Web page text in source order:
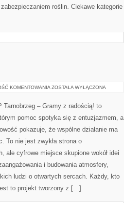
roślin. Ciekawe kategorie
KOMENTOWANIA POMOC
ZOSTAŁA WYŁĄCZONA
Tarnobrzeg – Gramy z radością! to
pomoc spotyka się z entuzjazmem, a
pokazuje, że wspólne działanie ma
To nie jest zwykła strona o
ale cyfrowe miejsce skupione wokół idei
i budowania atmosfery,
ludzi o otwartych sercach. Każdy, kto
to projekt tworzony z […]